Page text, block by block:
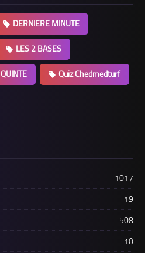
DERNIERE MINUTE
LES 2 BASES
QUINTE
Quiz Chedmedturf
1017
19
508
10